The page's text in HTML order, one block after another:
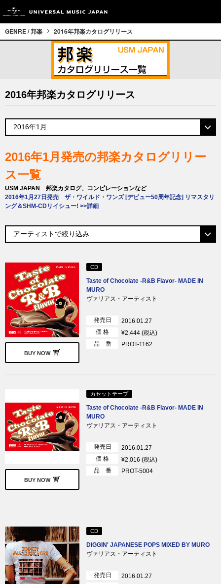
GENRE / 邦楽 2016年邦楽カタログリリース
2016年邦楽カタログリリース
2016年1月発売の邦楽カタログリリー
ス一覧
USM JAPAN 邦楽カタログ、コンピレーションなど
2016年1月27日発売 ザ・ワイルド・ワンズ [デビュー50周年記念] リマスタリ
ング＆SHM-CDリイシュー! >>詳細
BUY NOW
CD
Taste of Chocolate -R&B Flavor- MADE IN
MURO
ヴァリアス・アーティスト
発売日
2016.01.27
価 格
¥2,444 (税込)
品 番
PROT-1162
BUY NOW
カセットテープ
Taste of Chocolate -R&B Flavor- MADE IN
MURO
ヴァリアス・アーティスト
発売日
2016.01.27
価 格
¥2,016 (税込)
品 番
PROT-5004
CD
DIGGIN' JAPANESE POPS MIXED BY MURO
ヴァリアス・アーティスト
発売日
2016.01.27